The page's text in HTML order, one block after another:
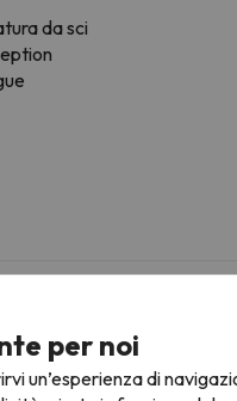
da sci
per noi
un’esperienza di